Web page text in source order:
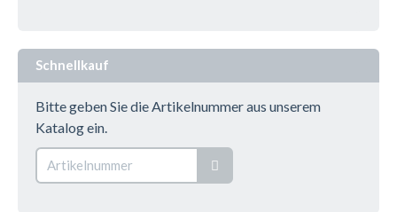
Schnellkauf
Bitte geben Sie die Artikelnummer aus unserem
Katalog ein.